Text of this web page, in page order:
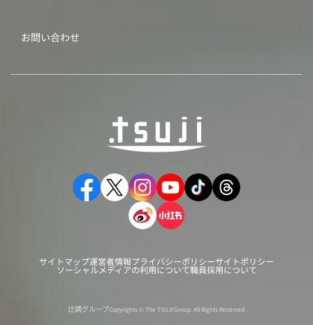
お問い合わせ
サイトマップ運営者情報プライバシーポリシーサイトポリシー
ソーシャルメディアの利用について職員採用について
辻調グループCopyrights © The TSUJI Group. All Rights Reserved.